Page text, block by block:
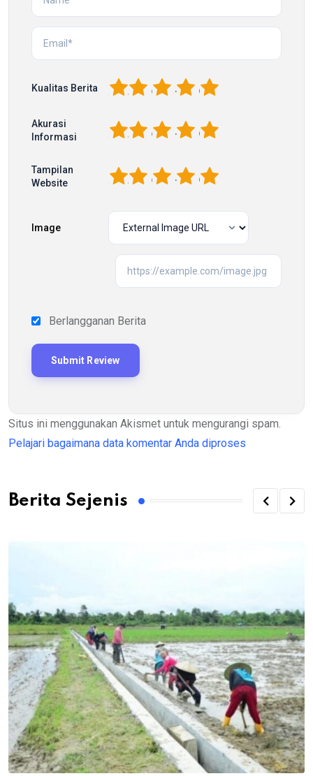
Kualitas Berita 5
4
3
2
Akurasi
Informasi
5
4
3
2
Tampilan
Website
5
4
3
2
Image
Berlangganan Berita
Situs ini menggunakan Akismet untuk mengurangi spam.
Pelajari bagaimana data komentar Anda diproses
Berita Sejenis